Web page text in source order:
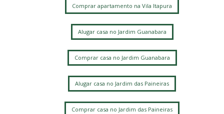
Comprar apartamento na Vila Itapura
Alugar casa no Jardim Guanabara
Comprar casa no Jardim Guanabara
Alugar casa no Jardim das Paineiras
Comprar casa no Jardim das Paineiras